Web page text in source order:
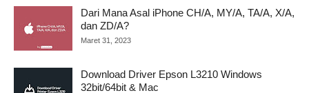
Dari Mana Asal iPhone CH/A, MY/A, TA/A, X/A,
dan ZD/A?
Maret 31, 2023
Download Driver Epson L3210 Windows
32bit/64bit & Mac